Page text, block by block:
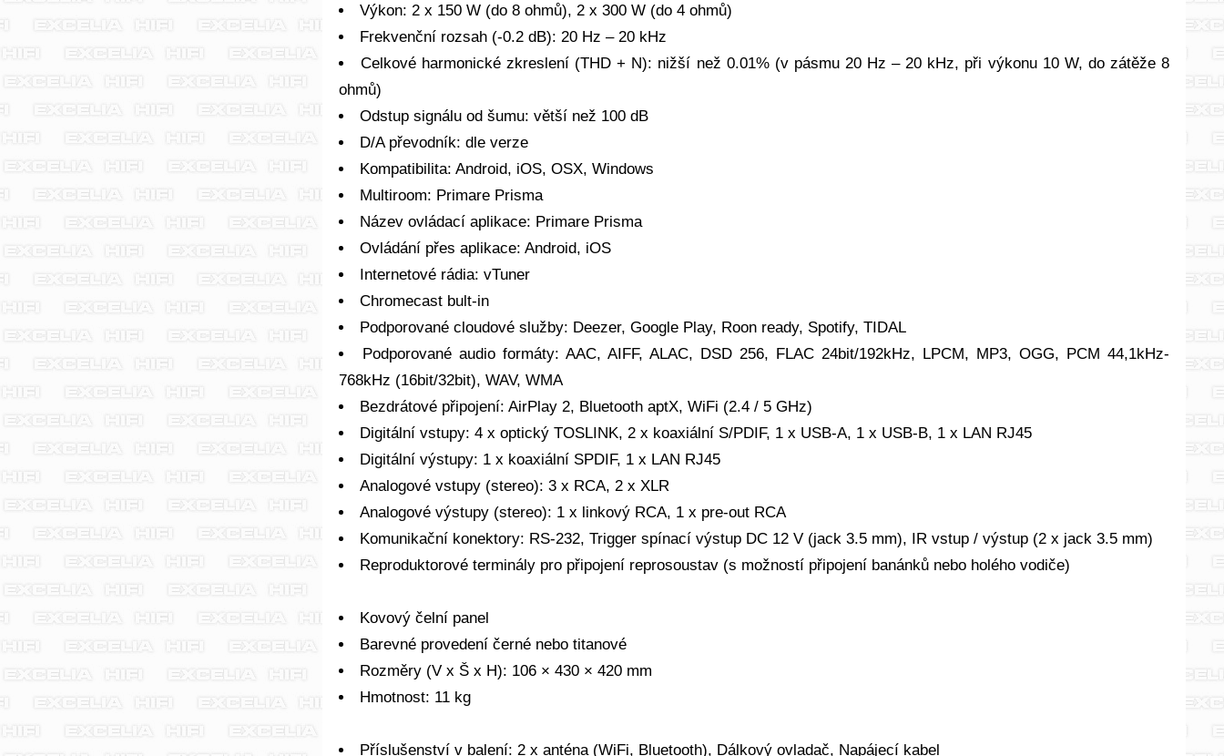
Výkon: 2 x 150 W (do 8 ohmů), 2 x 300 W (do 4 ohmů)
Frekvenční rozsah (-0.2 dB): 20 Hz – 20 kHz
Celkové harmonické zkreslení (THD + N): nižší než 0.01% (v pásmu 20 Hz – 20 kHz, při výkonu 10 W, do zátěže 8
ohmů)
Odstup signálu od šumu: větší než 100 dB
D/A převodník: dle verze
Kompatibilita: Android, iOS, OSX, Windows
Multiroom: Primare Prisma
Název ovládací aplikace: Primare Prisma
Ovládání přes aplikace: Android, iOS
Internetové rádia: vTuner
Chromecast bult-in
Podporované cloudové služby: Deezer, Google Play, Roon ready, Spotify, TIDAL
Podporované audio formáty: AAC, AIFF, ALAC, DSD 256, FLAC 24bit/192kHz, LPCM, MP3, OGG, PCM 44,1kHz-
768kHz (16bit/32bit), WAV, WMA
Bezdrátové připojení: AirPlay 2, Bluetooth aptX, WiFi (2.4 / 5 GHz)
Digitální vstupy: 4 x optický TOSLINK, 2 x koaxiální S/PDIF, 1 x USB-A, 1 x USB-B, 1 x LAN RJ45
Digitální výstupy: 1 x koaxiální SPDIF, 1 x LAN RJ45
Analogové vstupy (stereo): 3 x RCA, 2 x XLR
Analogové výstupy (stereo): 1 x linkový RCA, 1 x pre-out RCA
Komunikační konektory: RS-232, Trigger spínací výstup DC 12 V (jack 3.5 mm), IR vstup / výstup (2 x jack 3.5 mm)
Reproduktorové terminály pro připojení reprosoustav (s možností připojení banánků nebo holého vodiče)
Kovový čelní panel
Barevné provedení černé nebo titanové
Rozměry (V x Š x H): 106 × 430 × 420 mm
Hmotnost: 11 kg
Příslušenství v balení: 2 x anténa (WiFi, Bluetooth), Dálkový ovladač, Napájecí kabel